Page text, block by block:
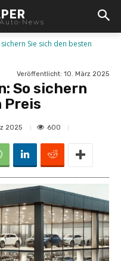
News
Sie sich den besten
Veröffentlicht: 10. März 2025
So sichern
Preis
2025 600